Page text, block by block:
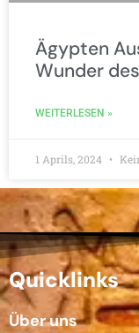
Ägypten
Wunder
WEITERLESEN »
1 Aprils, 2024
Quicklinks
Über uns